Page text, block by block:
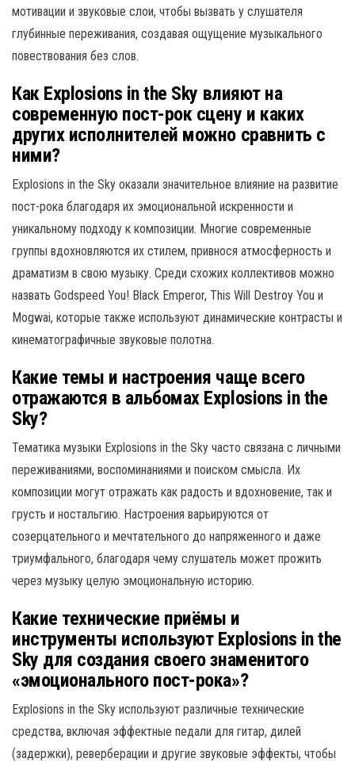
мотивации и звуковые слои, чтобы вызвать у слушателя
глубинные переживания, создавая ощущение музыкального
повествования без слов.
Как Explosions in the Sky влияют на
современную пост-рок сцену и каких
других исполнителей можно сравнить с
ними?
Explosions in the Sky оказали значительное влияние на развитие
пост-рока благодаря их эмоциональной искренности и
уникальному подходу к композиции. Многие современные
группы вдохновляются их стилем, привнося атмосферность и
драматизм в свою музыку. Среди схожих коллективов можно
назвать Godspeed You! Black Emperor, This Will Destroy You и
Mogwai, которые также используют динамические контрасты и
кинематографичные звуковые полотна.
Какие темы и настроения чаще всего
отражаются в альбомах Explosions in the
Sky?
Тематика музыки Explosions in the Sky часто связана с личными
переживаниями, воспоминаниями и поиском смысла. Их
композиции могут отражать как радость и вдохновение, так и
грусть и ностальгию. Настроения варьируются от
созерцательного и мечтательного до напряженного и даже
триумфального, благодаря чему слушатель может прожить
через музыку целую эмоциональную историю.
Какие технические приёмы и
инструменты используют Explosions in the
Sky для создания своего знаменитого
«эмоционального пост-рока»?
Explosions in the Sky используют различные технические
средства, включая эффектные педали для гитар, дилей
(задержки), реверберации и другие звуковые эффекты, чтобы